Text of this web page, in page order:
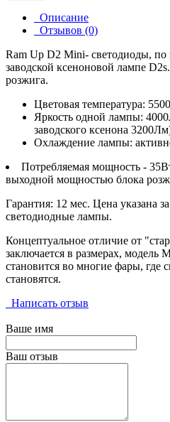
Описание
Отзывов (0)
Ram Up D2 Mini- светодиоды, по
заводской ксеноновой лампе
розжига.
Цветовая температура:
Яркость одной лампы:
заводского ксенона
Охлаждение лампы:
Потребляемая мощность -
выходной мощностью блока
Гарантия: 12 мес. Цена указана
светодиодные лампы.
Концептуальное отличие от
заключается в размерах, модель
становится во многие фары, где
становятся.
Написать отзыв
Ваше имя
Ваш отзыв